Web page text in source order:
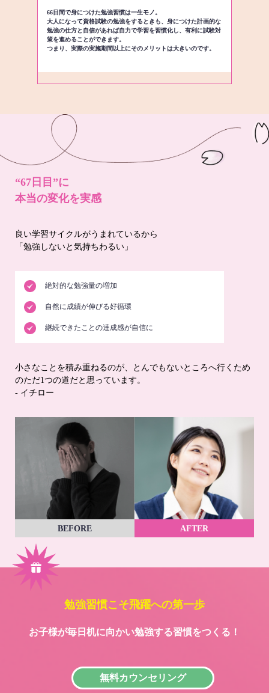
66日間で身につけた勉強習慣は一生モノ。
大人になって資格試験の勉強をするときも、身につけた計画的な
勉強の仕方と自信があれば自力で学習を習慣化し、有利に試験対
策を進めることができます。
つまり、実際の実施期間以上にそのメリットは大きいのです。
“67日目”に
本当の変化を実感
良い学習サイクルがうまれているから
「勉強しないと気持ちわるい」
絶対的な勉強量の増加
自然に成績が伸びる好循環
継続できたことの達成感が自信に
小さなことを積み重ねるのが、とんでもないところへ行くため
のただ1つの道だと思っています。
- イチロー
BEFORE AFTER
勉強習慣こそ飛躍への第一歩
お子様が毎日机に向かい勉強する習慣をつくる！
無料カウンセリング